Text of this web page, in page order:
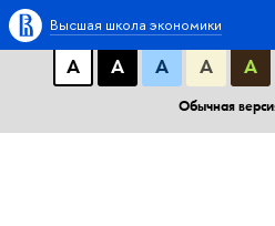
A A A АБB
А
А А А А
Обычная
Высшая школа экономики